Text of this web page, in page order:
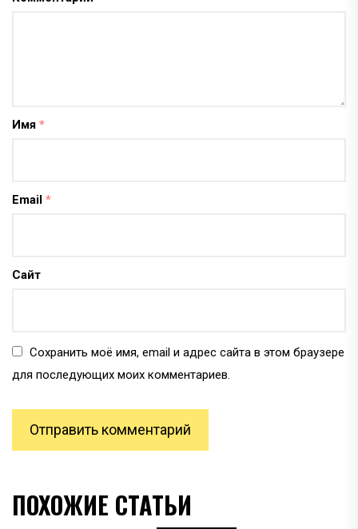
Имя *
Email *
Сайт
Сохранить моё имя, email и адрес сайта в этом браузере
для последующих моих комментариев.
ПОХОЖИЕ СТАТЬИ